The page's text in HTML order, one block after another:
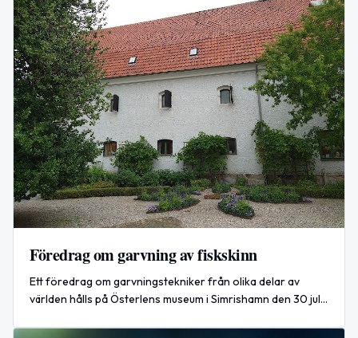
Föredrag om garvning av fiskskinn
Ett föredrag om garvningstekniker från olika delar av
världen hålls på Österlens museum i Simrishamn den 30 juli